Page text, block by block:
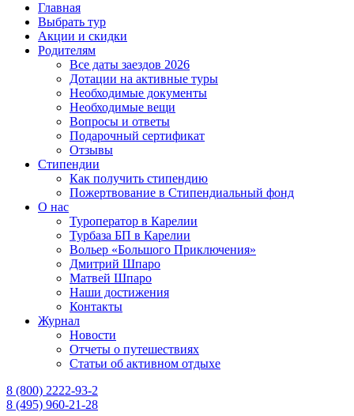
Главная
Выбрать тур
Акции и скидки
Родителям
Все даты заездов 2026
Дотации на активные туры
Необходимые документы
Необходимые вещи
Вопросы и ответы
Подарочный сертификат
Отзывы
Стипендии
Как получить стипендию
Пожертвование в Стипендиальный фонд
О нас
Туроператор в Карелии
Турбаза БП в Карелии
Вольер «Большого Приключения»
Дмитрий Шпаро
Матвей Шпаро
Наши достижения
Контакты
Журнал
Новости
Отчеты о путешествиях
Статьи об активном отдыхе
8 (800) 2222-93-2
8 (495) 960-21-28